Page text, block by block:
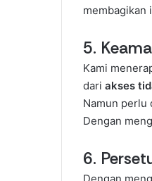
membagikan
5.
Kami
dari akses
Namun perlu
Dengan
6.